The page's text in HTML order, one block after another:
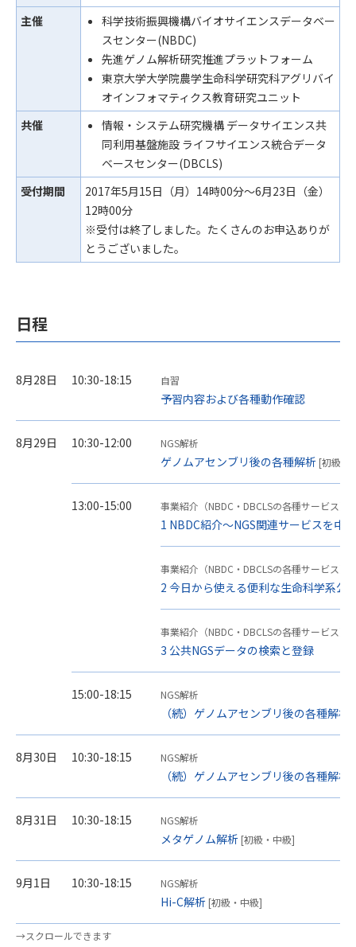
主催
科学技術振興機構バイオサイエンスデータベー
スセンター(NBDC)
先進ゲノム解析研究推進プラットフォーム
東京大学大学院農学生命科学研究科アグリバイ
オインフォマティクス教育研究ユニット
共催
情報・システム研究機構 データサイエンス共
同利用基盤施設 ライフサイエンス統合データ
ベースセンター(DBCLS)
受付期間
2017年5月15日（月）14時00分～6月23日（金）
12時00分
※受付は終了しました。たくさんのお申込ありが
とうございました。
日程
8月28日 10:30-18:15 自習
予習内容および各種動作確認
8月29日 10:30-12:00 NGS解析
ゲノムアセンブリ後の各種解析 [初級・
13:00-15:00 事業紹介（NBDC・DBCLSの各種サービス）
1 NBDC紹介～NGS関連サービスを中
事業紹介（NBDC・DBCLSの各種サービス）
2 今日から使える便利な生命科学系公
事業紹介（NBDC・DBCLSの各種サービス）
3 公共NGSデータの検索と登録
15:00-18:15 NGS解析
（続）ゲノムアセンブリ後の各種解析
8月30日 10:30-18:15 NGS解析
（続）ゲノムアセンブリ後の各種解析
8月31日 10:30-18:15 NGS解析
メタゲノム解析 [初級・中級]
9月1日 10:30-18:15 NGS解析
Hi-C解析 [初級・中級]